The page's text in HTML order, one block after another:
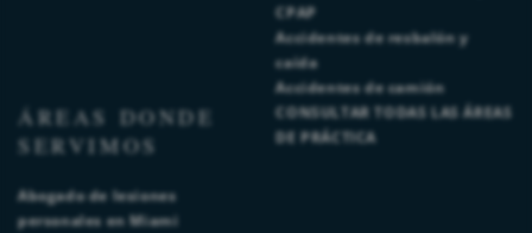
CPAP
Accidentes de resbalón y
caída
Accidentes de camión
CONSULTAR TODAS LAS ÁREAS
DE PRÁCTICA
ÁREAS DONDE
SERVIMOS
Abogado de lesiones
personales en Miami